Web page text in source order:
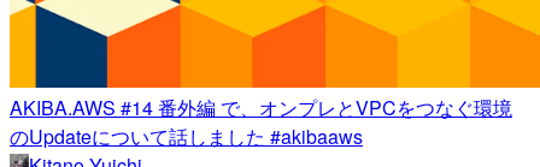
AKIBA.AWS #14 番外編 で、オンプレとVPCをつなぐ環境
のUpdateについて話しました #akibaaws